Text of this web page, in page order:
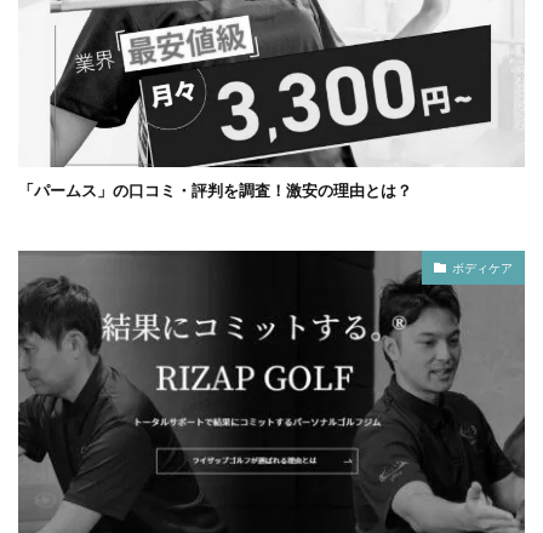
「パームス」の口コミ・評判を調査！激安の理由とは？
ボディケア